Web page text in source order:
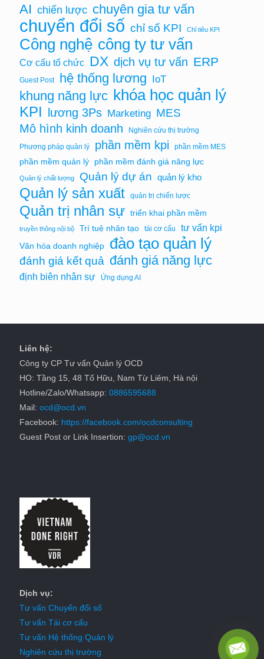
AI chiến lược chuyên gia tư vấn
chuyển đổi số chỉ số KPI Chỉ tiêu KPI
Công nghệ công ty tư vấn
Cơ cấu tổ chức DX dịch vụ tư vấn ERP
Guest Post hệ thống lương IoT
khung năng lực khóa học quản lý
KPI lương 3Ps Marketing MES
Mô hình kinh doanh
Nghiên cứu thị trường
Phương pháp quản lý
phần mềm kpi phần mềm MES
phần mềm quản lý phần mềm đánh giá năng lực
Quản lý chất lượng Quản lý dự án quản lý kho
Quản lý sản xuất quản trị chiến lược
Quản trị nhân sự triển khai phần mềm
truyền thông nội bộ Trí tuệ nhân tạo tái cơ cấu tư vấn kpi
Văn hóa doanh nghiệp đào tạo quản lý
đánh giá kết quả đánh giá năng lực
định biên nhân sự Ứng dụng AI
Liên hệ:
Công ty CP Tư vấn Quản lý OCD
HO: Tầng 15, 48 Tố Hữu, Nam Từ Liêm, Hà nội
Hotline/Zalo/Whatsapp: 0886595688
Mail: ocd@ocd.vn
Facebook: https://facebook.com/ocdconsulting
Guest Post or Link Insertion: gp@ocd.vn
Dịch vụ:
Tư vấn Chuyển đổi số
Tư vấn Tái cơ cấu
Tư vấn Hệ thống Quản lý
Nghiên cứu thị trường